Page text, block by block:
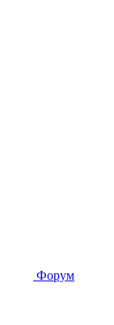
Форум